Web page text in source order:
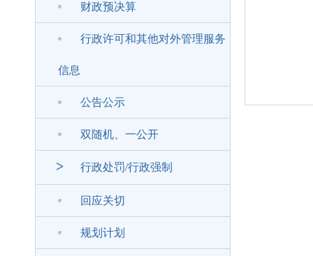
财政预决算
行政许可和其他对外管理服务
信息
公告公示
双随机、一公开
> 行政处罚/行政强制
回应关切
规划计划